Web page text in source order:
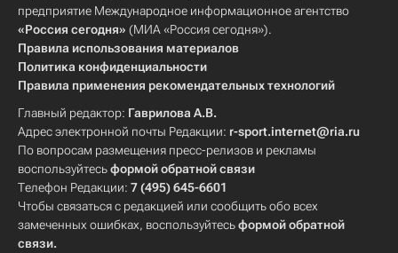
предприятие Международное информационное агентство
«Россия сегодня» (МИА «Россия сегодня»).
Правила использования материалов
Политика конфиденциальности
Правила применения рекомендательных технологий
Главный редактор: Гаврилова А.В.
Адрес электронной почты Редакции: r-sport.internet@ria.ru
По вопросам размещения пресс-релизов и рекламы
воспользуйтесьформой обратной связи
Телефон Редакции: 7 (495) 645-6601
Чтобы связаться с редакцией или сообщить обо всех
замеченных ошибках, воспользуйтесьформой обратной
связи.